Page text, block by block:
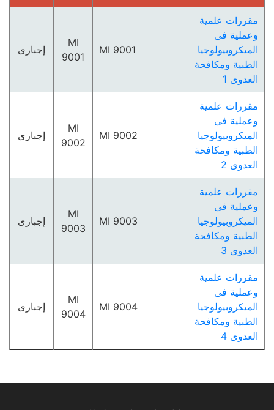
مقررات علمية
وعملية فى
الميكروبيولوجيا
الطبية ومكافحة
العدوى 1
MI 9001
MI
9001
إجبارى
مقررات علمية
وعملية فى
الميكروبيولوجيا
الطبية ومكافحة
العدوى 2
MI 9002
MI
9002
إجبارى
مقررات علمية
وعملية فى
الميكروبيولوجيا
الطبية ومكافحة
العدوى 3
MI 9003
MI
9003
إجبارى
مقررات علمية
وعملية فى
الميكروبيولوجيا
الطبية ومكافحة
العدوى 4
MI 9004
MI
9004
إجبارى